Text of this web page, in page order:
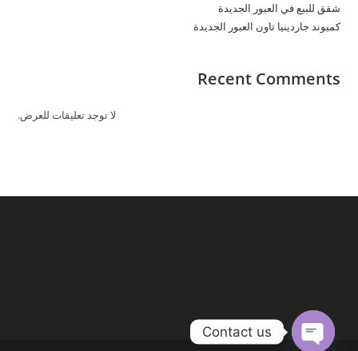
شقق للبيع في العبور الجديدة
كمبوند جاردينيا تاون العبور الجديدة
Recent Comments
لا توجد تعليقات للعرض.
Contact us